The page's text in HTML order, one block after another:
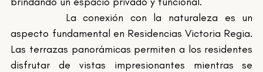
aspecto fundamental en Residencias Victoria Regia.
Las terrazas panorámicas permiten a los residentes
disfrutar de vistas impresionantes mientras se